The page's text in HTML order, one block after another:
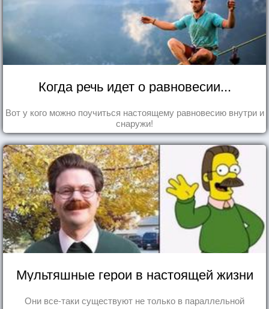
Когда речь идет о равновесии...
Вот у кого можно поучиться настоящему равновесию внутри и
снаружи!
Мультяшные герои в настоящей жизни
Они все-таки существуют не только в параллельной